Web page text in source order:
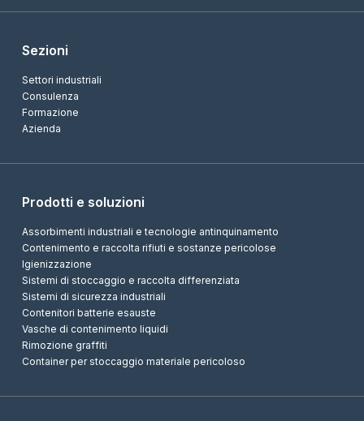
Sezioni
Settori industriali
Consulenza
Formazione
Azienda
Prodotti e soluzioni
Assorbimenti industriali e tecnologie antinquinamento
Contenimento e raccolta rifiuti e sostanze pericolose
Igienizzazione
Sistemi di stoccaggio e raccolta differenziata
Sistemi di sicurezza industriali
Contenitori batterie esauste
Vasche di contenimento liquidi
Rimozione graffiti
Container per stoccaggio materiale pericoloso